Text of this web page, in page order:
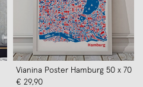
Vianina Poster Hamburg 50 x 70
€ 29,90